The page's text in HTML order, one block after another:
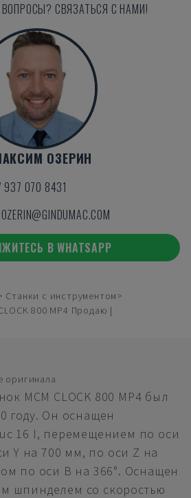
СВЯЗАТЬСЯ С НАМИ!
ОЗЕРИН
937 070 8431
В WHATSAPP
Станки с инструментом
800 MP4 Продаю |
оригинала
MCM CLOCK 800 MP4 был
году. Он оснащен
16 I, перемещением по оси
Y на 700 мм, по оси Z на
по оси B на 366°. Оснащен
шпинделем со скоростью